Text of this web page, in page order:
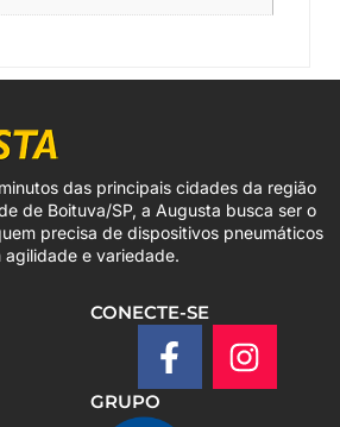
das principais cidades da região
de Boituva/SP, a Augusta busca ser o
precisa de dispositivos pneumáticos
agilidade e variedade.
CONECTE-SE
GRUPO